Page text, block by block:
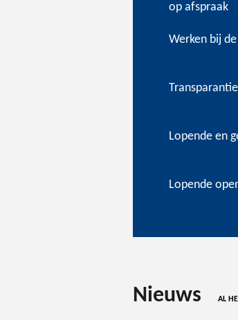
op afspraak
Werken bij
Transparantie
Lopende en
Lopende
Nieuws AL